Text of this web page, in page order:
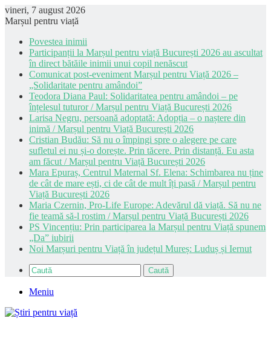
vineri, 7 august 2026
Marșul pentru viață
Povestea inimii
Participanții la Marșul pentru viață București 2026 au ascultat
în direct bătăile inimii unui copil nenăscut
Comunicat post-eveniment Marșul pentru Viață 2026 –
„Solidaritate pentru amândoi”
Teodora Diana Paul: Solidaritatea pentru amândoi – pe
înțelesul tuturor / Marșul pentru Viață București 2026
Larisa Negru, persoană adoptată: Adopția – o naștere din
inimă / Marșul pentru Viață București 2026
Cristian Budău: Să nu o împingi spre o alegere pe care
sufletul ei nu și-o dorește. Prin tăcere. Prin distanță. Eu asta
am făcut / Marșul pentru Viață București 2026
Mara Epuraș, Centrul Maternal Sf. Elena: Schimbarea nu ține
de cât de mare ești, ci de cât de mult îți pasă / Marșul pentru
Viață București 2026
Maria Czernin, Pro-Life Europe: Adevărul dă viață. Să nu ne
fie teamă să-l rostim / Marșul pentru Viață București 2026
PS Vincențiu: Prin participarea la Marșul pentru Viață spunem
„Da” iubirii
Noi Marșuri pentru Viață în județul Mureș: Luduș și Iernut
Caută
Meniu